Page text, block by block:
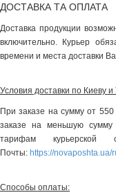
ДОСТАВКА ТА ОПЛАТА
Доставка продукции
включительно. Курьер
времени и места доставки
Условия доставки по Киеву и
При заказе на сумму от
заказе на меньшую сумму
тарифам
Почты: https://novaposhta.ua/
Способы оплаты: